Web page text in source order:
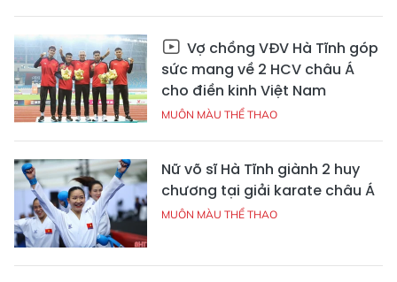
Vợ chồng VĐV Hà Tĩnh góp
sức mang về 2 HCV châu Á
cho điền kinh Việt Nam
MUÔN MÀU THỂ THAO
Nữ võ sĩ Hà Tĩnh giành 2 huy
chương tại giải karate châu Á
MUÔN MÀU THỂ THAO